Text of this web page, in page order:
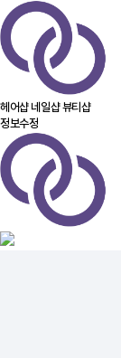
헤어샵 네일샵뷰티샵
정보수정